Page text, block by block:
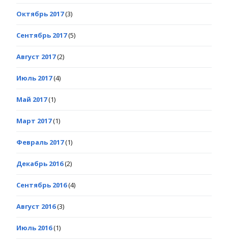
Октябрь 2017(3)
Сентябрь 2017(5)
Август 2017(2)
Июль 2017(4)
Май 2017(1)
Март 2017(1)
Февраль 2017(1)
Декабрь 2016(2)
Сентябрь 2016(4)
Август 2016(3)
Июль 2016(1)